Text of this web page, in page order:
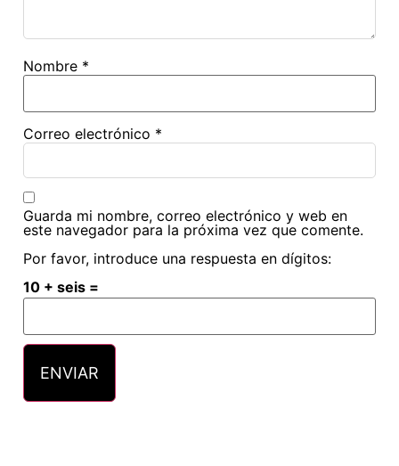
Nombre *
Correo electrónico *
Guarda mi nombre, correo electrónico y web en
este navegador para la próxima vez que comente.
Por favor, introduce una respuesta en dígitos:
10 + seis =